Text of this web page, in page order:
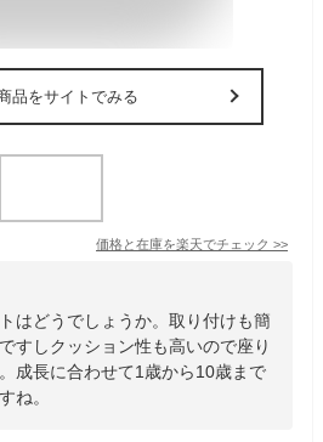
品をサイトでみる
価格と在庫を楽天でチェック >>
はどうでしょうか。取り付けも簡
すしクッション性も高いので座り
成長に合わせて1歳から10歳まで
ね。